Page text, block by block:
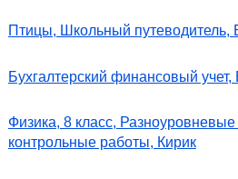
Птицы, Школьный путеводитель,
Бухгалтерский финансовый
Физика, 8 класс,
контрольные работы, Кирик